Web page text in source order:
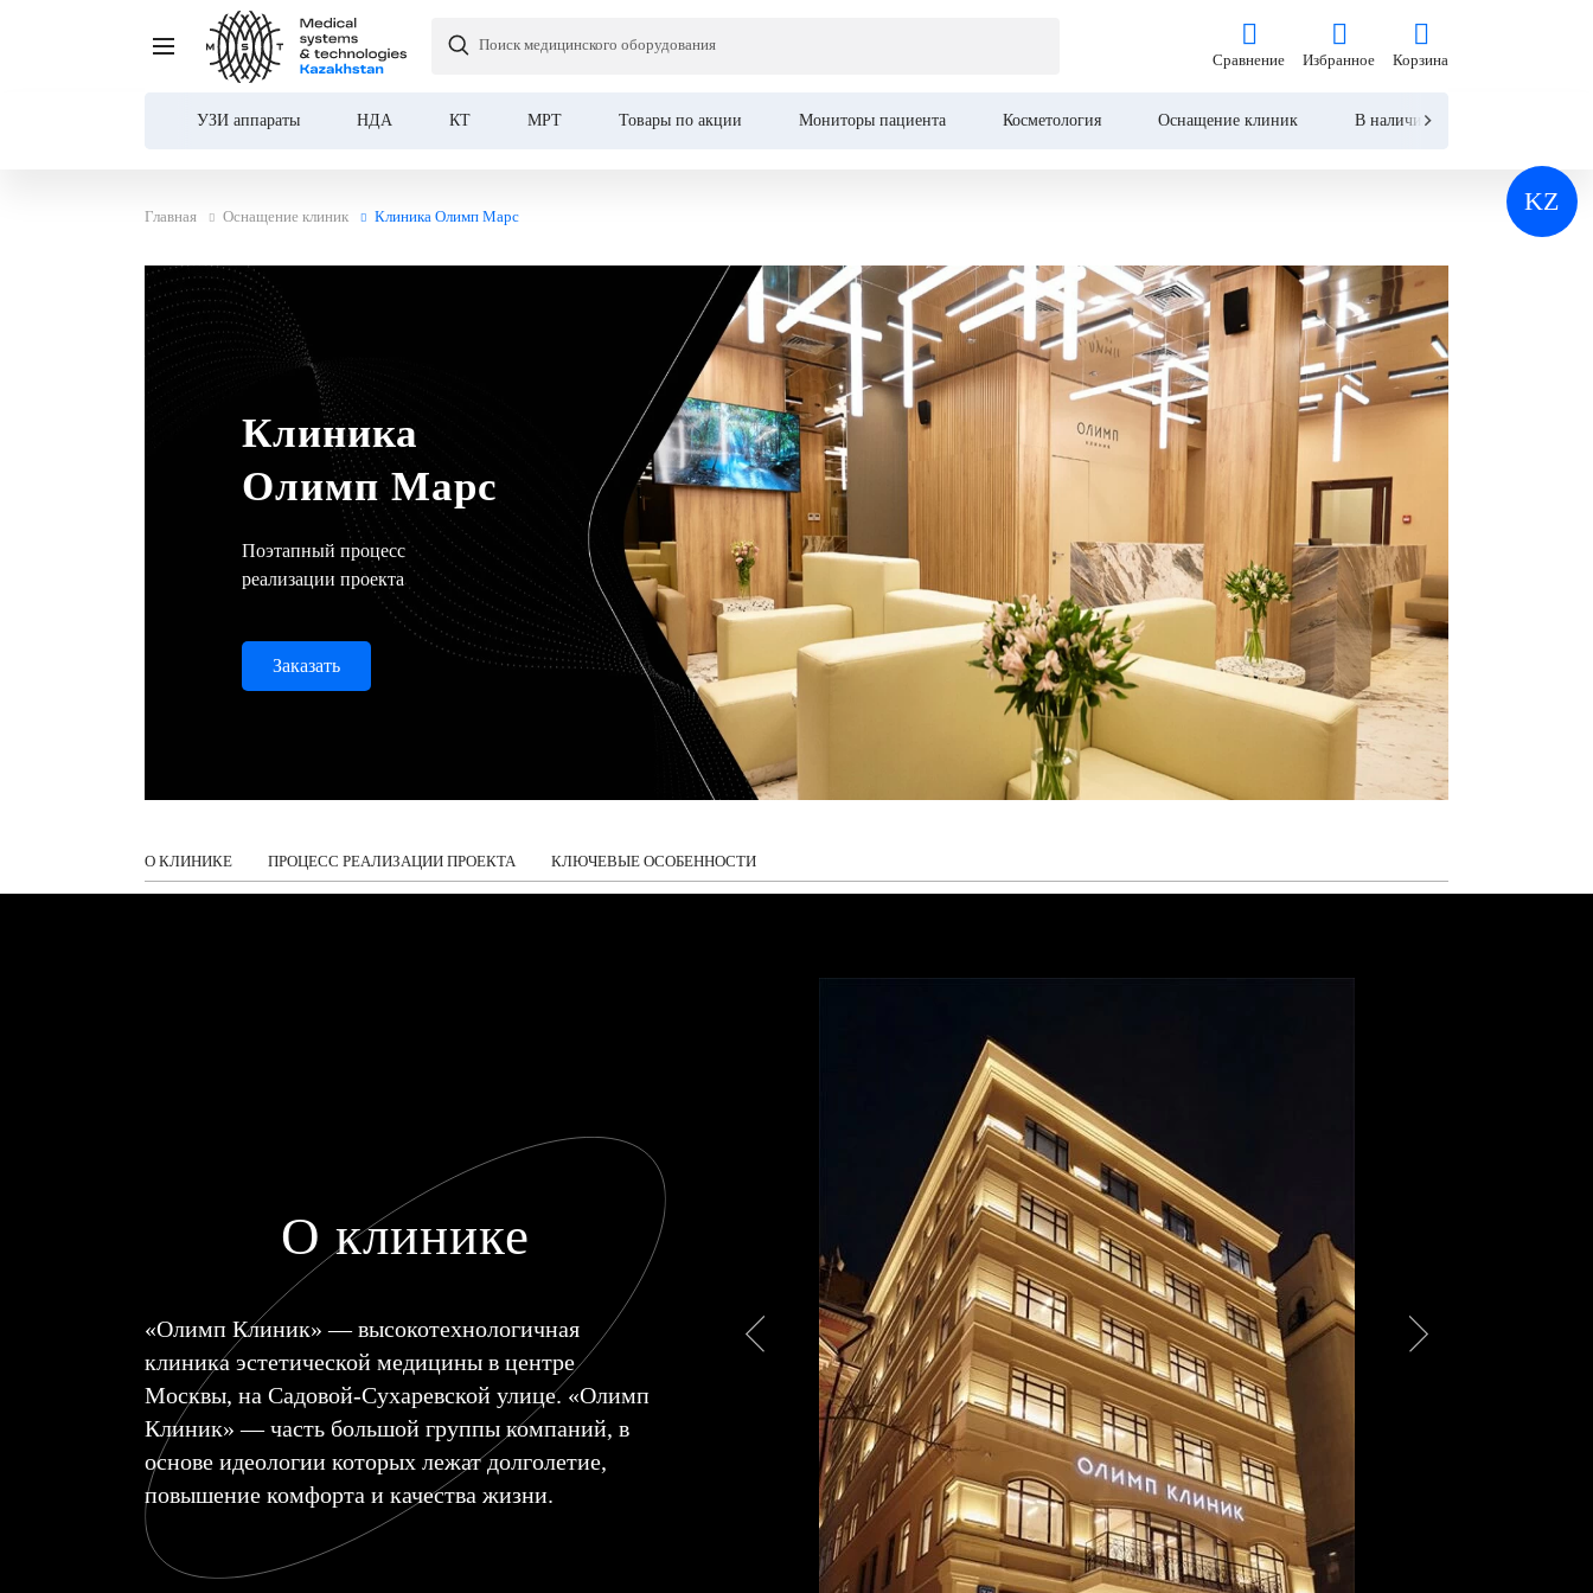
KZ
Поиск медицинского оборудования
Сравнение
Сравнение
Избранное Корзина
УЗИ аппараты НДА КТ МРТ Товары по акции Мониторы пациента Косметология Оснащение клиник В наличии
Главная Оснащение клиник Клиника Олимп Марс
Клиника
Олимп Марс
Поэтапный процесс
реализации проекта
Заказать
О КЛИНИКЕ ПРОЦЕСС РЕАЛИЗАЦИИ ПРОЕКТА КЛЮЧЕВЫЕ ОСОБЕННОСТИ
О клинике
«Олимп Клиник» — высокотехнологичная
клиника эстетической медицины в центре
Москвы, на Садовой-Сухаревской улице. «Олимп
Клиник» — часть большой группы компаний, в
основе идеологии которых лежат долголетие,
повышение комфорта и качества жизни.